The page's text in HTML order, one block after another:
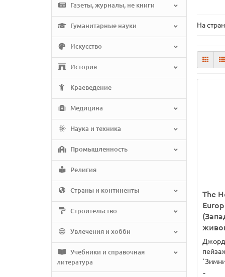
Газеты, журналы, не книги
Гуманитарные науки
Искусство
История
Краеведение
Медицина
Наука и техника
Промышленность
Религия
Страны и континенты
Строительство
Увлечения и хобби
Учебники и справочная
литература
На
The
..